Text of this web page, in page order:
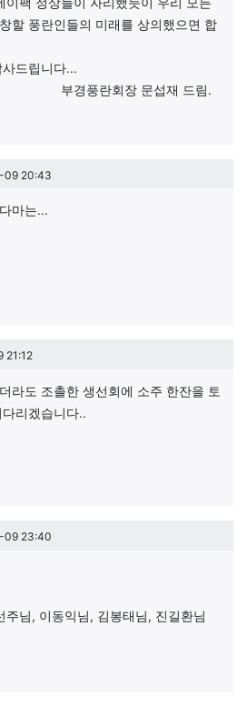
할 풍란인들의 미래를 상의했으면 합
드립니다...
장 문섭재 드림.
댓글
20:43
마는...
글
21:12
라도 조촐한 생선회에 소주 한잔을 토
리겠습니다..
댓글
23:40
주님, 이동익님, 김봉태님, 진길환님